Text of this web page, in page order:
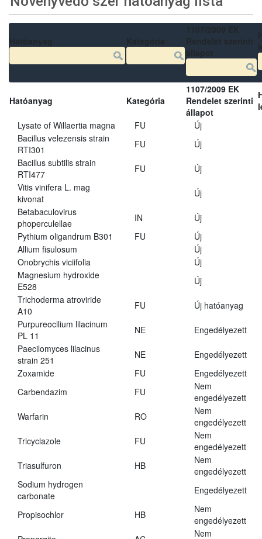
Hatóanyag Kategória
1107/2009 EK
Rendelet szerinti
állapot
Lysate of Willaertia magna
FU
Új
Bacillus velezensis strain
RTI301
FU
Új
Bacillus subtilis strain
RTI477
FU
Új
Vitis vinifera L. mag
kivonat
Új
Betabaculovirus
phoperculellae
IN
Új
Pythium oligandrum B301
FU
Új
Allium fisulosum
Új
Onobrychis viciifolia
Új
Magnesium hydroxide
E528
Új
Trichoderma atroviride
A10
FU
Új hatóanyag
Purpureocilium lilacinum
PL 11
NE
Engedélyezett
Paecilomyces lilacinus
strain 251
NE
Engedélyezett
Zoxamide
FU
Engedélyezett
Carbendazim
FU
Nem
engedélyezett
Warfarin
RO
Nem
engedélyezett
Tricyclazole
FU
Nem
engedélyezett
Triasulfuron
HB
Nem
engedélyezett
Sodium hydrogen
carbonate
Engedélyezett
Propisochlor HB
Nem
engedélyezett
Nem